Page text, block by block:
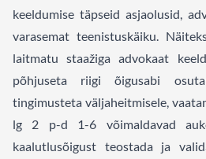
keeldumise täpseid asjaolusid,
varasemat teenistuskäiku.
laitmatu staažiga advokaat
põhjuseta riigi õigusabi
tingimusteta väljaheitmisele,
lg 2 p-d 1-6 võimaldavad
kaalutlusõigust teostada ja